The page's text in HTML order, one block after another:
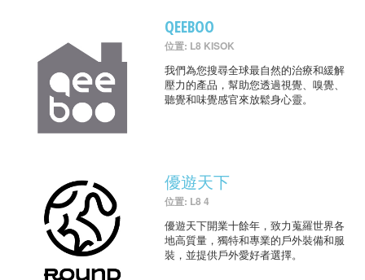
QEEBOO
位置: L8 KISOK
我們為您搜尋全球最自然的治療和緩解
壓力的產品，幫助您透過視覺、嗅覺、
聽覺和味覺感官來放鬆身心靈。
優遊天下
位置: L8 4
優遊天下開業十餘年，致力蒐羅世界各
地高質量，獨特和專業的戶外裝備和服
裝，並提供戶外愛好者選擇。